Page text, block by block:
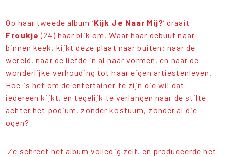
Op haar tweede album ‘Kijk Je Naar Mij?’ draait
Froukje (24) haar blik om. Waar haar debuut naar
binnen keek, kijkt deze plaat naar buiten: naar de
wereld, naar de liefde in al haar vormen, en naar de
wonderlijke verhouding tot haar eigen artiestenleven.
Hoe is het om de entertainer te zijn die wil dat
iedereen kijkt, en tegelijk te verlangen naar de stilte
achter het podium, zonder kostuum, zonder al die
ogen?
Ze schreef het album volledig zelf, en produceerde het